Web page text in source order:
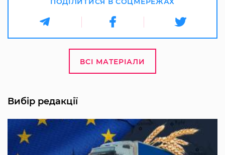
ВСІ МАТЕРІАЛИ
Вибір редакції